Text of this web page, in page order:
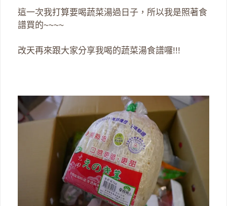
這一次我打算要喝蔬菜湯過日子，所以我是照著食
譜買的~~~~
改天再來跟大家分享我喝的蔬菜湯食譜囉!!!